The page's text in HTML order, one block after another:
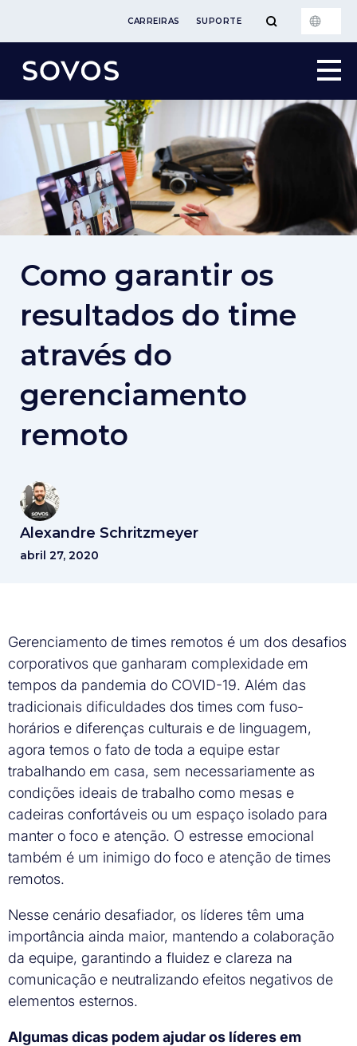
CARREIRAS SUPORTE
Como garantir os
resultados do time
através do
gerenciamento
remoto
Alexandre Schritzmeyer
abril 27, 2020
Gerenciamento de times remotos é um dos desafios
corporativos que ganharam complexidade em
tempos da pandemia do COVID-19. Além das
tradicionais dificuldades dos times com fuso-
horários e diferenças culturais e de linguagem,
agora temos o fato de toda a equipe estar
trabalhando em casa, sem necessariamente as
condições ideais de trabalho como mesas e
cadeiras confortáveis ou um espaço isolado para
manter o foco e atenção. O estresse emocional
também é um inimigo do foco e atenção de times
remotos.
Nesse cenário desafiador, os líderes têm uma
importância ainda maior, mantendo a colaboração
da equipe, garantindo a fluidez e clareza na
comunicação e neutralizando efeitos negativos de
elementos esternos.
Algumas dicas podem ajudar os líderes em